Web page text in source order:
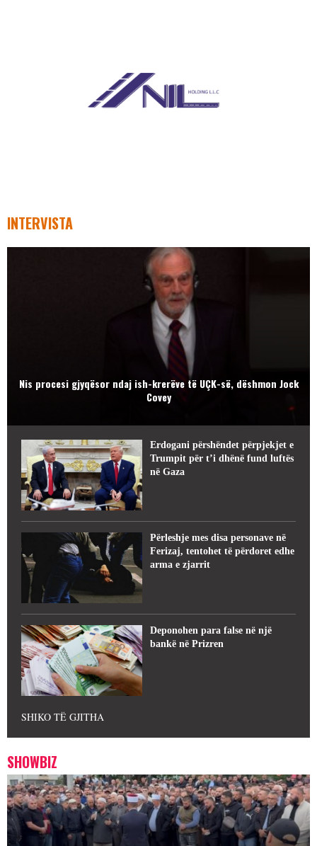
INTERVISTA
Nis procesi gjyqësor ndaj ish-krerëve të UÇK-së, dëshmon Jock
Covey
Erdogani përshëndet përpjekjet e
Trumpit për t’i dhënë fund luftës
në Gaza
Përleshje mes disa personave në
Ferizaj, tentohet të përdoret edhe
arma e zjarrit
Deponohen para false në një
bankë në Prizren
SHIKO TË GJITHA
SHOWBIZ